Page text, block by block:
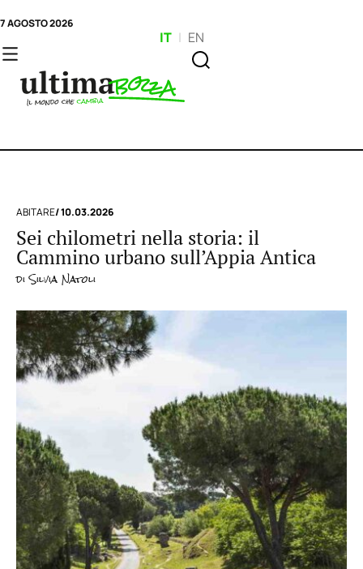
7 AGOSTO 2026
IT | EN
ABITARE/ 10.03.2026
Sei chilometri nella storia: il
Cammino urbano sull’Appia Antica
diSilvia Natoli